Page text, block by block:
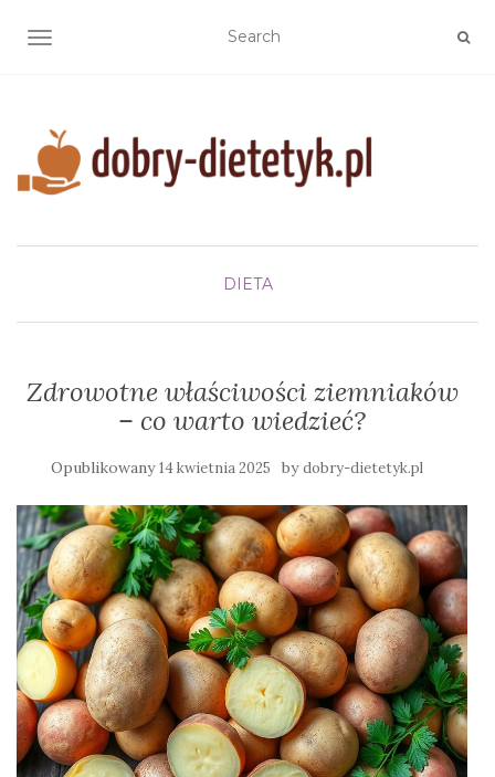
TOGGLE NAVIGATION
DIETA
Zdrowotne właściwości ziemniaków
– co warto wiedzieć?
Opublikowany14 kwietnia 2025 bydobry-dietetyk.pl